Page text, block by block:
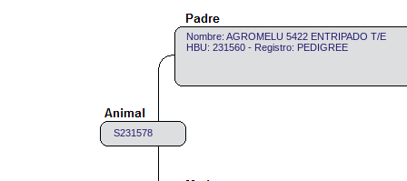
S231578
Nombre: AGROMELU 5422 ENTRIPADO T/E
HBU: 231560 - Registro: PEDIGREE